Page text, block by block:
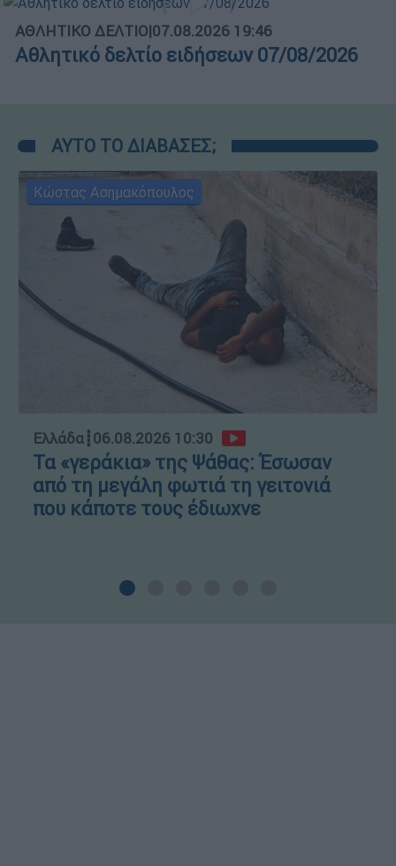
ΑΘΛΗΤΙΚΟ ΔΕΛΤΙΟ|07.08.2026 19:46
Αθλητικό δελτίο ειδήσεων 07/08/2026
ΑΥΤΟ ΤΟ ΔΙΑΒΑΣΕΣ;
Κώστας Ασημακόπουλος
Ελλάδα┋06.08.2026 10:30
Τα «γεράκια» της Ψάθας: Έσωσαν
από τη μεγάλη φωτιά τη γειτονιά
που κάποτε τους έδιωχνε